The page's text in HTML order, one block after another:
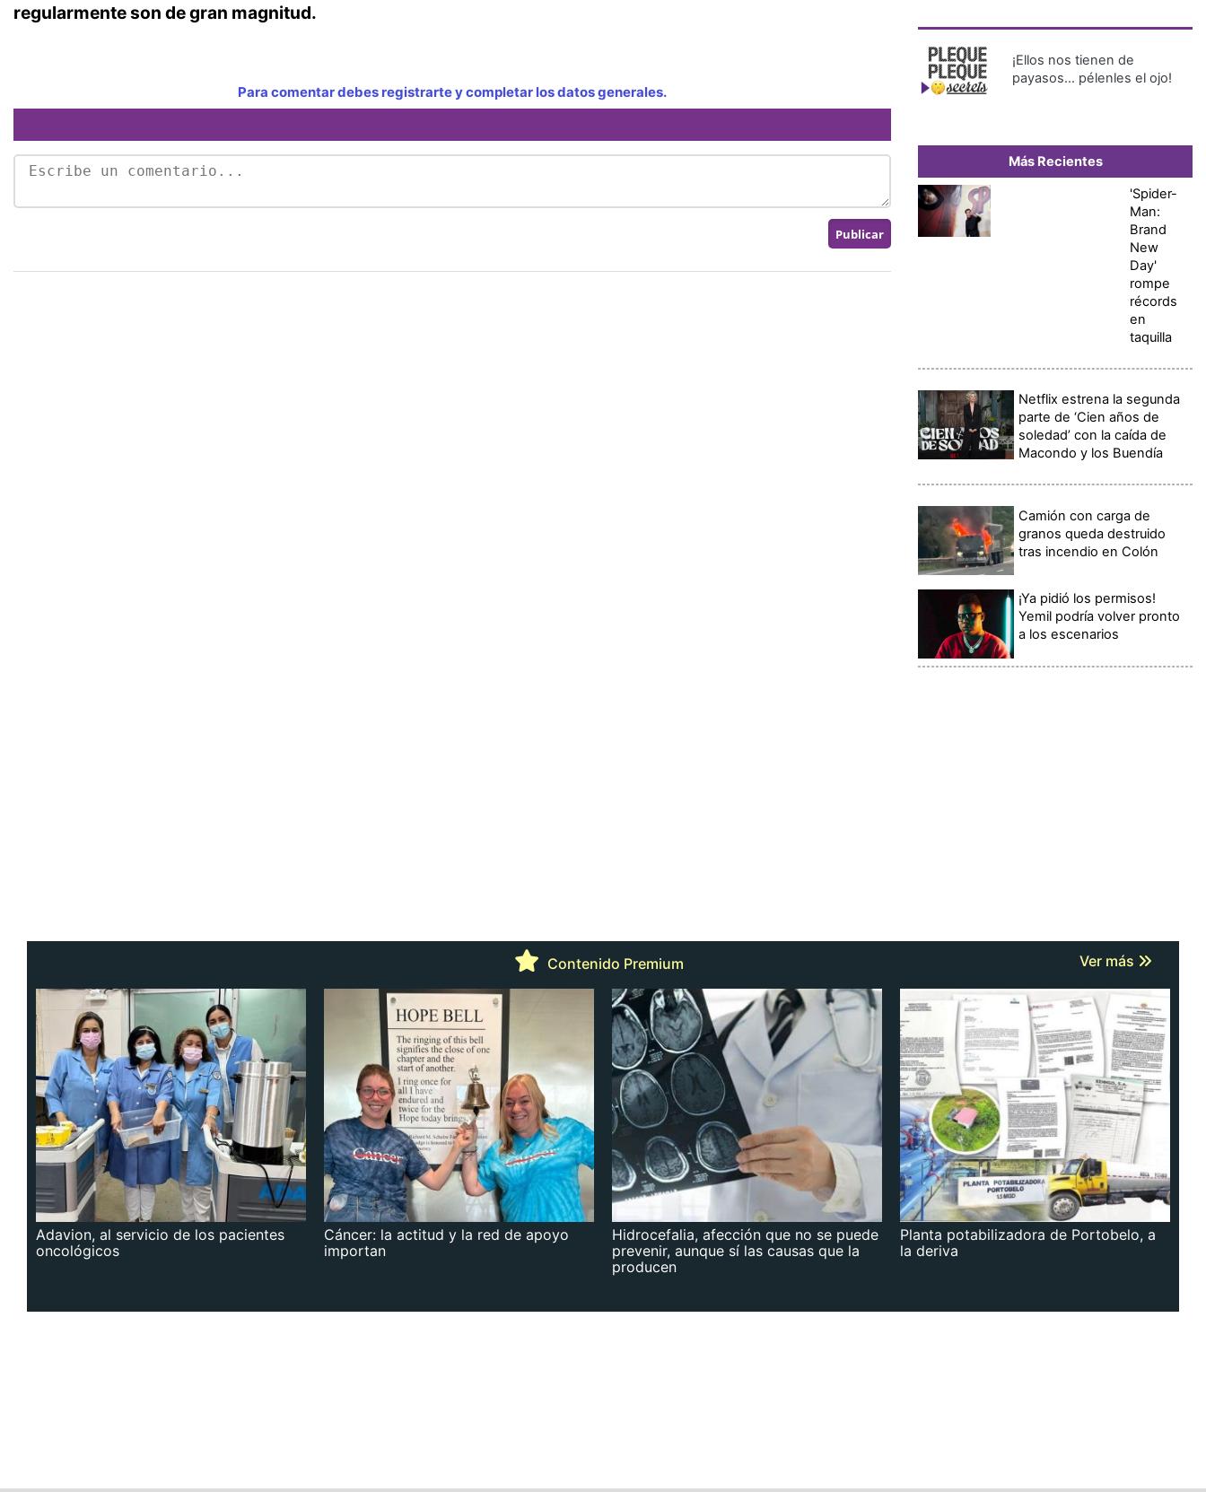
regularmente son de gran magnitud.
Para comentar debes registrarte y completar los datos generales.
¡Ellos nos tienen de
payasos… pélenles el ojo!
Más Recientes
'Spider-
Man:
Brand
New
Day'
rompe
récords
en
taquilla
Netflix estrena la segunda
parte de ‘Cien años de
soledad’ con la caída de
Macondo y los Buendía
Camión con carga de
granos queda destruido
tras incendio en Colón
¡Ya pidió los permisos!
Yemil podría volver pronto
a los escenarios
Contenido Premium Ver más
Adavion, al servicio de los pacientes
oncológicos
Cáncer: la actitud y la red de apoyo
importan
Hidrocefalia, afección que no se puede
prevenir, aunque sí las causas que la
producen
Planta potabilizadora de Portobelo, a
la deriva